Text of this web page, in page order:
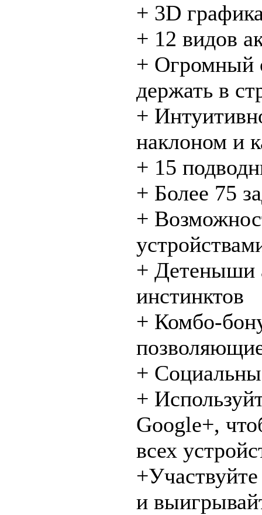
+ 3D
+ 12 видов
+ Огромный
держать в
+
наклоном и
+ 15
+ Более 75
+
+ Детеныши
инстинктов
+ Комбо-
+
+
Google+,
всех
и